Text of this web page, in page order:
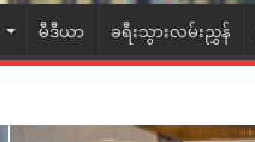
မီဒီယာ ခရီးသွားလမ်းညွှန်